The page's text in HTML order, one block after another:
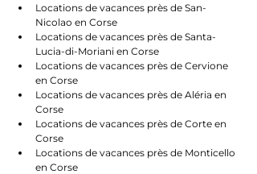
Locations de vacances près de San-
Nicolao en Corse
Locations de vacances près de Santa-
Lucia-di-Moriani en Corse
Locations de vacances près de Cervione
en Corse
Locations de vacances près de Aléria en
Corse
Locations de vacances près de Corte en
Corse
Locations de vacances près de Monticello
en Corse